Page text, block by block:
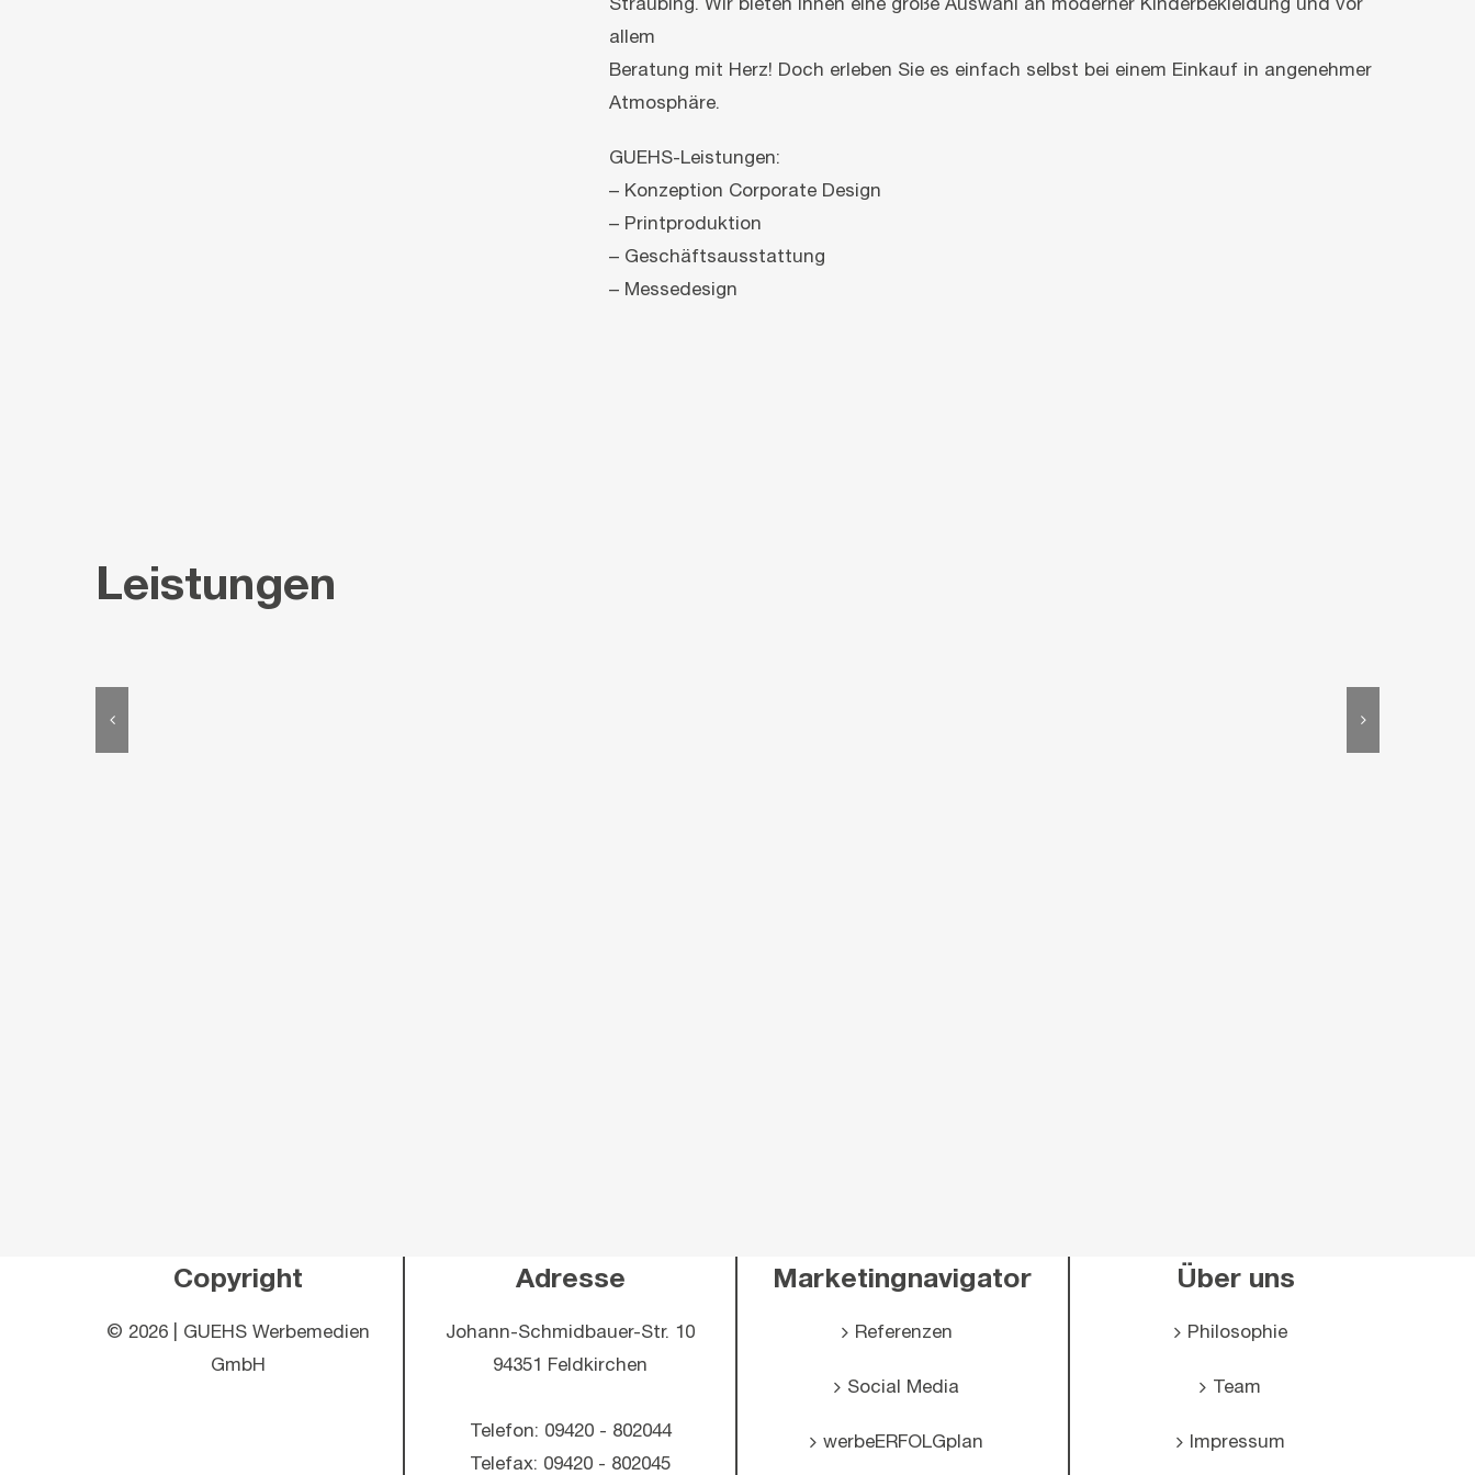
Straubing. Wir bieten Ihnen eine große Auswahl an moderner Kinderbekleidung und vor
allem
Beratung mit Herz! Doch erleben Sie es einfach selbst bei einem Einkauf in angenehmer
Atmosphäre.
GUEHS-Leistungen:
– Konzeption Corporate Design
– Printproduktion
– Geschäftsausstattung
– Messedesign
Leistungen
Copyright
© 2026 | GUEHS Werbemedien
GmbH
Adresse
Johann-Schmidbauer-Str. 10
94351 Feldkirchen
Telefon: 09420 - 802044
Telefax: 09420 - 802045
Marketingnavigator
Referenzen
Social Media
werbeERFOLGplan
Über uns
Philosophie
Team
Impressum